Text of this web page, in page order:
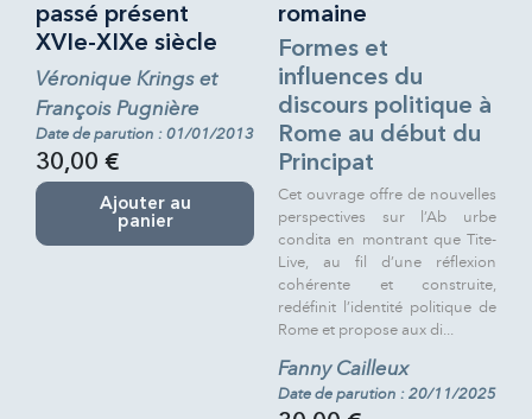
passé présent
XVIe-XIXe siècle
Véronique Krings et
François Pugnière
Date de parution : 01/01/2013
30,00 €
Ajouter au
panier
romaine
Formes et
influences du
discours politique à
Rome au début du
Principat
Cet ouvrage offre de nouvelles
perspectives sur l’Ab urbe
condita en montrant que Tite-
Live, au fil d’une réflexion
cohérente et construite,
redéfinit l’identité politique de
Rome et propose aux di...
Fanny Cailleux
Date de parution : 20/11/2025